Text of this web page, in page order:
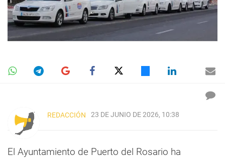
REDACCIÓN 23 DE JUNIO DE 2026, 10:38
El Ayuntamiento de Puerto del Rosario ha